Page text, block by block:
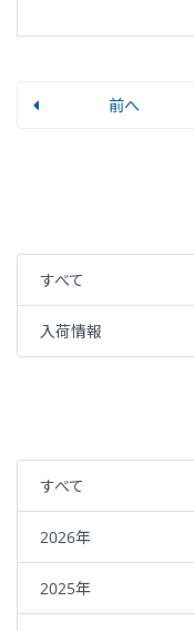
前へ
すべて
入荷情報
すべて
2026年
2025年